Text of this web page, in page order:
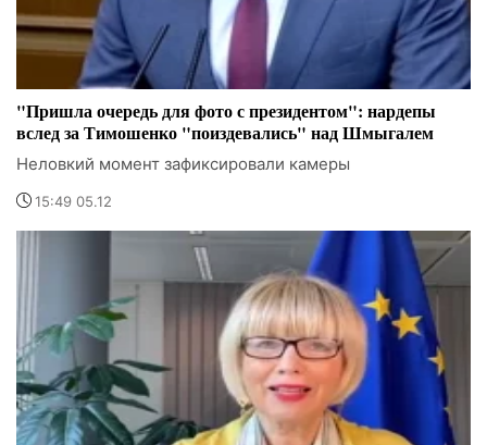
"Пришла очередь для фото с президентом": нардепы
вслед за Тимошенко "поиздевались" над Шмыгалем
Неловкий момент зафиксировали камеры
15:49 05.12